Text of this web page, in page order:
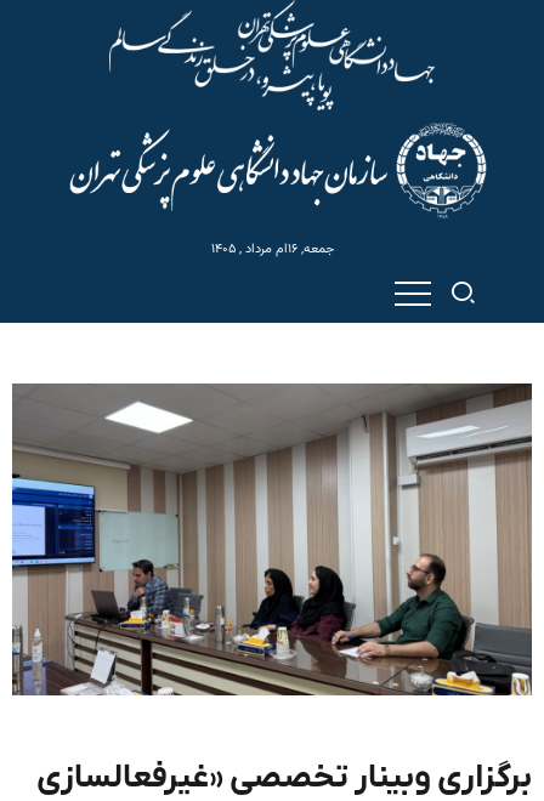
جمعه, ۱۶ام مرداد , ۱۴۰۵
برگزاری وبینار تخصصی «غیرفعالسازی